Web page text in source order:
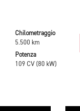
Chilometraggio
5.500 km
Potenza
109 CV (80 kW)